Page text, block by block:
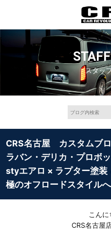
スタッ
CRS名古屋 カスタムブ
ラバン・デリカ・プロボ
styエアロ × ラプター塗装
極のオフロードスタイルへ
こんに
CRS名古屋